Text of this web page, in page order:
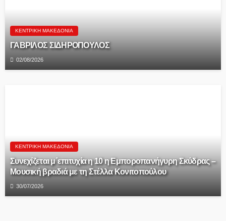
ΚΕΝΤΡΙΚΉ ΜΑΚΕΔΟΝΊΑ
ΓΑΒΡΙΛΟΣ ΣΙΔΗΡΟΠΟΥΛΟΣ
02/08/2026
ΚΕΝΤΡΙΚΉ ΜΑΚΕΔΟΝΊΑ
Συνεχίζεται μ΄επιτυχία η 10 η Εμποροπανήγυρη Σκύδρας –
Μουσική βραδιά με τη Στέλλα Κονιτοπούλου
30/07/2026